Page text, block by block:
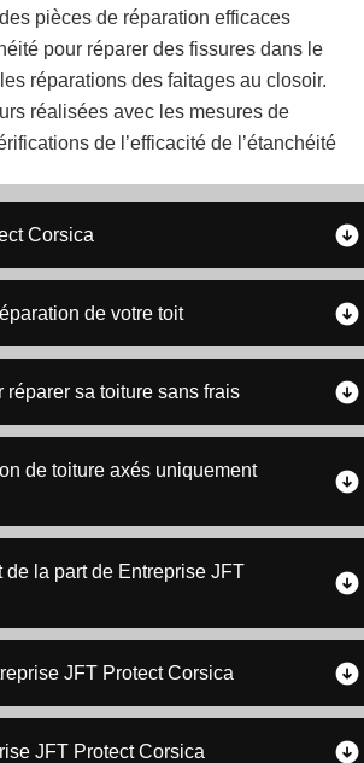
pièces de réparation efficaces
pour réparer des fissures dans le
réparations des faitages au closoir.
réalisées avec les mesures de
de l’efficacité de l’étanchéité
Corsica
de votre toit
réparer sa toiture sans frais
de toiture axés uniquement
la part de Entreprise JFT
JFT Protect Corsica
JFT Protect Corsica